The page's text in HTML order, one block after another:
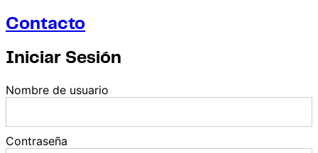
Contacto
Iniciar Sesión
Nombre de usuario
Contraseña